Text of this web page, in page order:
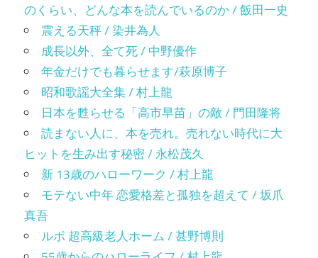
のくらい、どんな本を読んでいるのか / 飯田一史
震える天秤 / 染井為人
成長以外、全て死 / 中野優作
年金だけでも暮らせます/萩原博子
昭和歌謡大全集 / 村上龍
日本を甦らせる「高市早苗」の敵 / 門田隆将
読まない人に、本を売れ。売れない時代に大
ヒットを生み出す秘密 / 永松茂久
新 13歳のハローワーク / 村上龍
モテない中年 恋愛格差と孤独を超えて / 坂爪
真吾
ルポ 超高級老人ホーム / 甚野博則